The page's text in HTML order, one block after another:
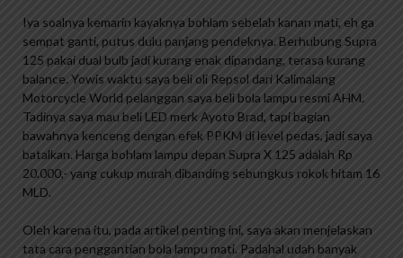
Iya soalnya kemarin kayaknya bohlam sebelah kanan mati, eh ga
sempat ganti, putus dulu panjang pendeknya. Berhubung Supra
125 pakai dual bulb jadi kurang enak dipandang, terasa kurang
balance. Yowis waktu saya beli oli Repsol dari Kalimalang
Motorcycle World pelanggan saya beli bola lampu resmi AHM.
Tadinya saya mau beli LED merk Ayoto Brad, tapi bagian
bawahnya kenceng dengan efek PPKM di level pedas, jadi saya
batalkan. Harga bohlam lampu depan Supra X 125 adalah Rp
20.000,- yang cukup murah dibanding sebungkus rokok hitam 16
MLD.
Oleh karena itu, pada artikel penting ini, saya akan menjelaskan
tata cara penggantian bola lampu mati. Padahal udah banyak